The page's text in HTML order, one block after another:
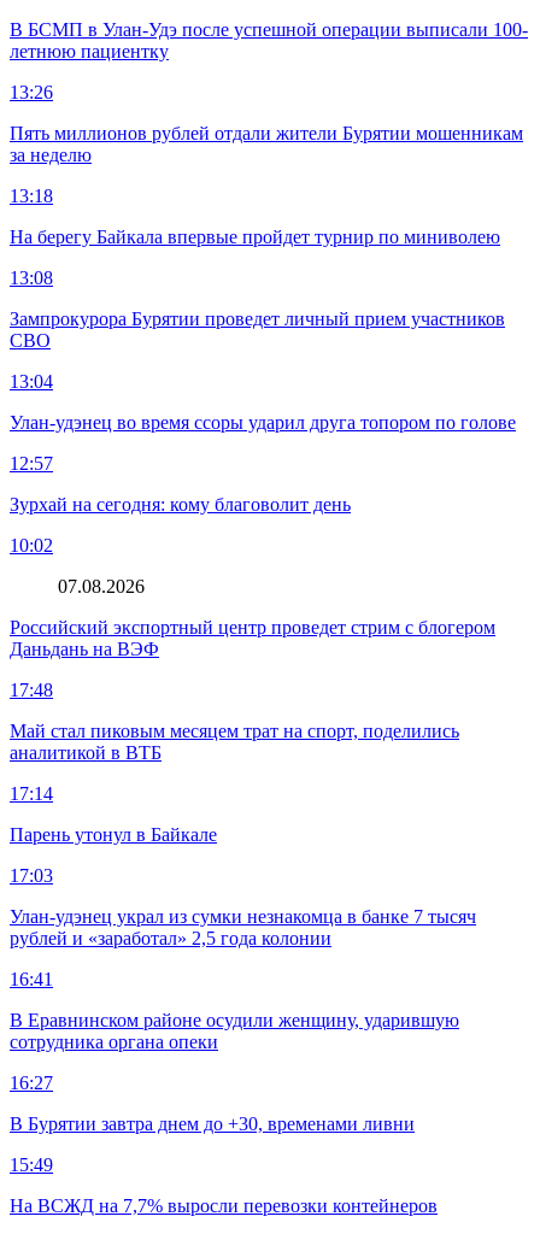
В БСМП в Улан-Удэ после успешной операции выписали 100-
летнюю пациентку
13:26
Пять миллионов рублей отдали жители Бурятии мошенникам
за неделю
13:18
На берегу Байкала впервые пройдет турнир по миниволею
13:08
Зампрокурора Бурятии проведет личный прием участников
СВО
13:04
Улан-удэнец во время ссоры ударил друга топором по голове
12:57
Зурхай на сегодня: кому благоволит день
10:02
07.08.2026
Российский экспортный центр проведет стрим с блогером
Даньдань на ВЭФ
17:48
Май стал пиковым месяцем трат на спорт, поделились
аналитикой в ВТБ
17:14
Парень утонул в Байкале
17:03
Улан-удэнец украл из сумки незнакомца в банке 7 тысяч
рублей и «заработал» 2,5 года колонии
16:41
В Еравнинском районе осудили женщину, ударившую
сотрудника органа опеки
16:27
В Бурятии завтра днем до +30, временами ливни
15:49
На ВСЖД на 7,7% выросли перевозки контейнеров